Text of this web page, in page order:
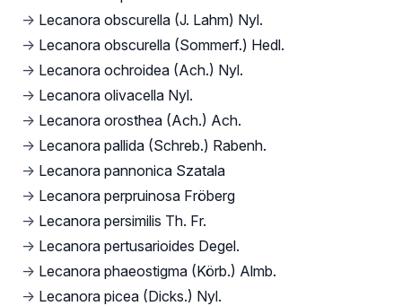
→ Lecanora obscurella (J. Lahm) Nyl.
→ Lecanora obscurella (Sommerf.) Hedl.
→ Lecanora ochroidea (Ach.) Nyl.
→ Lecanora olivacella Nyl.
→ Lecanora orosthea (Ach.) Ach.
→ Lecanora pallida (Schreb.) Rabenh.
→ Lecanora pannonica Szatala
→ Lecanora perpruinosa Fröberg
→ Lecanora persimilis Th. Fr.
→ Lecanora pertusarioides Degel.
→ Lecanora phaeostigma (Körb.) Almb.
→ Lecanora picea (Dicks.) Nyl.